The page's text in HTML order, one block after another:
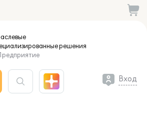
решения
Вход